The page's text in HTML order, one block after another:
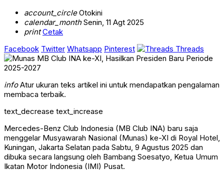
account_circleOtokini
calendar_monthSenin, 11 Agt 2025
print Cetak
Facebook Twitter Whatsapp Pinterest Threads
infoAtur ukuran teks artikel ini untuk mendapatkan pengalaman
membaca terbaik.
text_decrease text_increase
Mercedes-Benz Club Indonesia (MB Club INA) baru saja
menggelar Musyawarah Nasional (Munas) ke-XI di Royal Hotel,
Kuningan, Jakarta Selatan pada Sabtu, 9 Agustus 2025 dan
dibuka secara langsung oleh Bambang Soesatyo, Ketua Umum
Ikatan Motor Indonesia (IMI) Pusat.